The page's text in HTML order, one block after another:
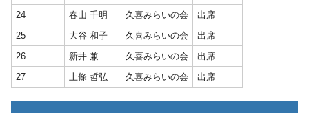
24
春山 千明 久喜みらいの会
出席
25
大谷 和子 久喜みらいの会
出席
26
新井 兼 久喜みらいの会
出席
27
上條 哲弘 久喜みらいの会 出席